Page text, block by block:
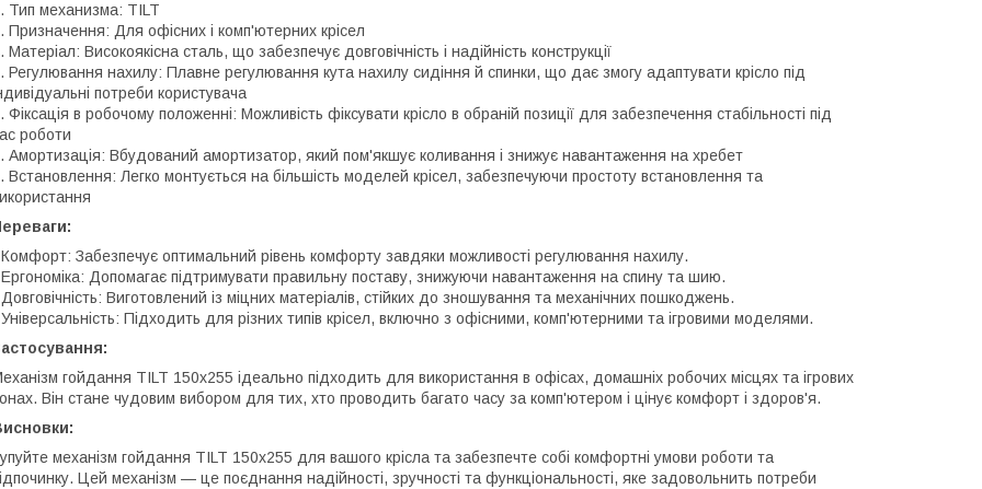
Тип механизма: TILT
Призначення: Для офісних і комп'ютерних крісел
Матеріал: Високоякісна сталь, що забезпечує довговічність і надійність конструкції
Регулювання нахилу: Плавне регулювання кута нахилу сидіння й спинки, що дає змогу адаптувати крісло під
потреби користувача
Фіксація в робочому положенні: Можливість фіксувати крісло в обраній позиції для забезпечення стабільності під
роботи
Амортизація: Вбудований амортизатор, який пом'якшує коливання і знижує навантаження на хребет
Встановлення: Легко монтується на більшість моделей крісел, забезпечуючи простоту встановлення та
Забезпечує оптимальний рівень комфорту завдяки можливості регулювання нахилу.
Допомагає підтримувати правильну поставу, знижуючи навантаження на спину та шию.
Виготовлений із міцних матеріалів, стійких до зношування та механічних пошкоджень.
Підходить для різних типів крісел, включно з офісними, комп'ютерними та ігровими моделями.
гойдання TILT 150х255 ідеально підходить для використання в офісах, домашніх робочих місцях та ігрових
Він стане чудовим вибором для тих, хто проводить багато часу за комп'ютером і цінує комфорт і здоров'я.
механізм гойдання TILT 150х255 для вашого крісла та забезпечте собі комфортні умови роботи та
Цей механізм — це поєднання надійності, зручності та функціональності, яке задовольнить потреби